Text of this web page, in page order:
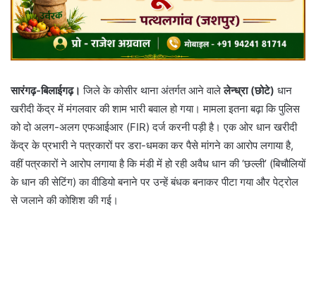
सारंगढ़-बिलाईगढ़। जिले के कोसीर थाना अंतर्गत आने वालेलेन्ध्रा (छोटे) धान
खरीदी केंद्र में मंगलवार की शाम भारी बवाल हो गया। मामला इतना बढ़ा कि पुलिस
को दो अलग-अलग एफआईआर (FIR) दर्ज करनी पड़ी है। एक ओर धान खरीदी
केंद्र के प्रभारी ने पत्रकारों पर डरा-धमका कर पैसे मांगने का आरोप लगाया है,
वहीं पत्रकारों ने आरोप लगाया है कि मंडी में हो रही अवैध धान की ‘छल्ली’ (बिचौलियों
के धान की सेटिंग) का वीडियो बनाने पर उन्हें बंधक बनाकर पीटा गया और पेट्रोल
से जलाने की कोशिश की गई।